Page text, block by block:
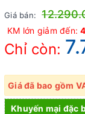
Giá bán:
KM lớn giảm đến:
Chỉ còn:
Giá đã bao gồm
Khuyến mại đặc